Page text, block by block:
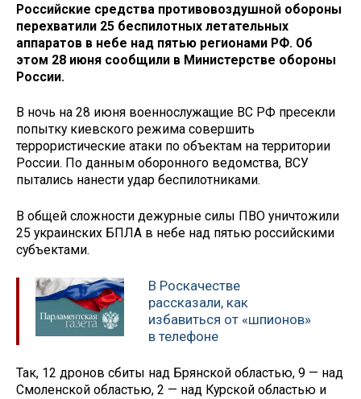
Российские средства противовоздушной обороны
перехватили 25 беспилотных летательных
аппаратов в небе над пятью регионами РФ. Об
этом 28 июня сообщили в Министерстве обороны
России.
В ночь на 28 июня военнослужащие ВС РФ пресекли
попытку киевского режима совершить
террористические атаки по объектам на территории
России. По данным оборонного ведомства, ВСУ
пытались нанести удар беспилотниками.
В общей сложности дежурные силы ПВО уничтожили
25 украинских БПЛА в небе над пятью российскими
субъектами.
В Роскачестве
рассказали, как
избавиться от «шпионов»
в телефоне
Так, 12 дронов сбиты над Брянской областью, 9 — над
Смоленской областью, 2 — над Курской областью и